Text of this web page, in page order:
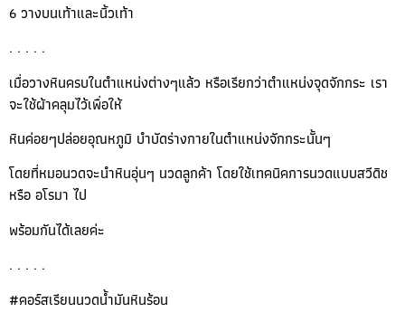
6 วางบนเท้าและนิ้วเท้า
. . . . .
เมื่อวางหินครบในตำแหน่งต่างๆแล้ว หรือเรียกว่าตำแหน่งจุดจักกระ เรา
จะใช้ผ้าคลุมไว้เพื่อให้
หินค่อยๆปล่อยอุณหภูมิ บำบัดร่างกายในตำแหน่งจักกระนั้นๆ
โดยที่หมอนวดจะนำหินอุ่นๆ นวดลูกค้า โดยใช้เทคนิคการนวดแบบสวีดิช
หรือ อโรมา ไป
พร้อมกันได้เลยค่ะ
. . . . .
#คอร์สเรียนนวดน้ำมันหินร้อน